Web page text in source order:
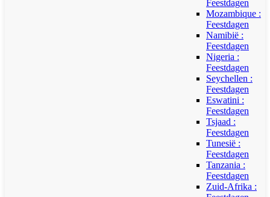
Feestdagen
Mozambique :
Feestdagen
Namibië :
Feestdagen
Nigeria :
Feestdagen
Seychellen :
Feestdagen
Eswatini :
Feestdagen
Tsjaad :
Feestdagen
Tunesië :
Feestdagen
Tanzania :
Feestdagen
Zuid-Afrika :